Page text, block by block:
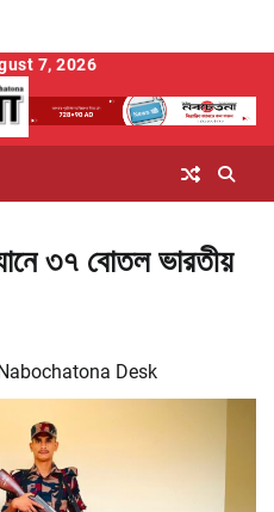
7, 2026
৩৭ বোতল ভারতীয়
Desk